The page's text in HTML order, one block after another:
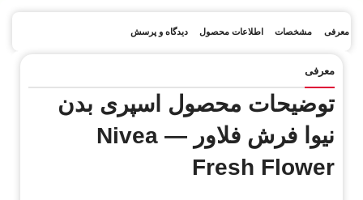
معرفی مشخصات اطلاعات محصول دیدگاه و پرسش
معرفی
توضیحات محصول اسپری بدن
نیوا فرش فلاور — Nivea
Fresh Flower